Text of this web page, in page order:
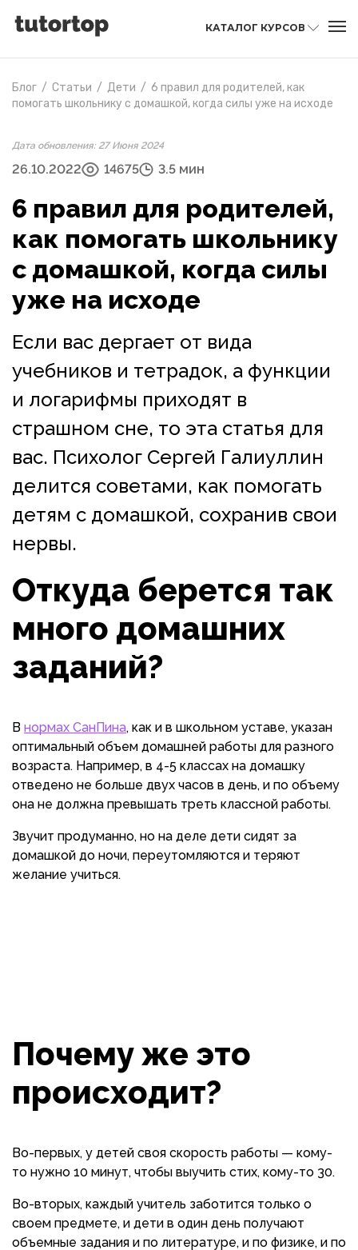
КАТАЛОГ КУРСОВ
Блог / Статьи / Дети / 6 правил для родителей, как
помогать школьнику с домашкой, когда силы уже на исходе
Дата обновления: 27 Июня 2024
26.10.2022 14675 3.5 мин
6 правил для родителей,
как помогать школьнику
с домашкой, когда силы
уже на исходе
Если вас дергает от вида
учебников и тетрадок, а функции
и логарифмы приходят в
страшном сне, то эта статья для
вас. Психолог Сергей Галиуллин
делится советами, как помогать
детям с домашкой, сохранив свои
нервы.
Откуда берется так
много домашних
заданий?
В нормах СанПина, как и в школьном уставе, указан
оптимальный объем домашней работы для разного
возраста. Например, в 4-5 классах на домашку
отведено не больше двух часов в день, и по объему
она не должна превышать треть классной работы.
Звучит продуманно, но на деле дети сидят за
домашкой до ночи, переутомляются и теряют
желание учиться.
Почему же это
происходит?
Во-первых, у детей своя скорость работы — кому-
то нужно 10 минут, чтобы выучить стих, кому-то 30.
Во-вторых, каждый учитель заботится только о
своем предмете, и дети в один день получают
объемные задания и по литературе, и по физике, и по